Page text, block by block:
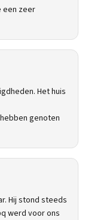
een zeer
Het huis
genoten
Hij stond steeds
werd voor ons